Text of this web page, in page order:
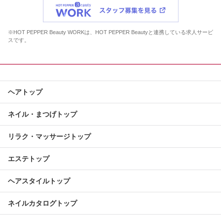
※HOT PEPPER Beauty WORKは、HOT PEPPER Beautyと連携している求人サービ
スです。
ヘアトップ
ネイル・まつげトップ
リラク・マッサージトップ
エステトップ
ヘアスタイルトップ
ネイルカタログトップ